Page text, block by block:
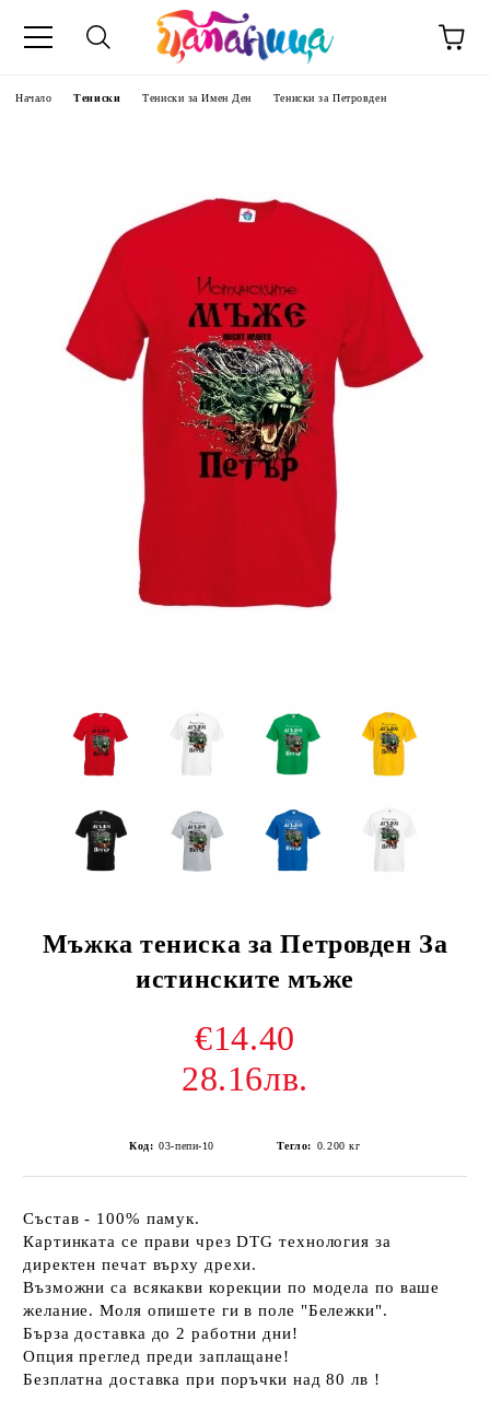
Начало Тениски Тениски за Имен Ден Тениски за Петровден
Мъжка тениска за Петровден За
истинските мъже
€14.40
28.16лв.
Код: 03-пепи-10 Тегло: 0.200 кг
Състав - 100% памук.
Картинката се прави чрез DTG технология за
директен печат върху дрехи.
Възможни са всякакви корекции по модела по ваше
желание. Моля опишете ги в поле "Бележки".
Бърза доставка до 2 работни дни!
Опция преглед преди заплащане!
Безплатна доставка при поръчки над 80 лв !